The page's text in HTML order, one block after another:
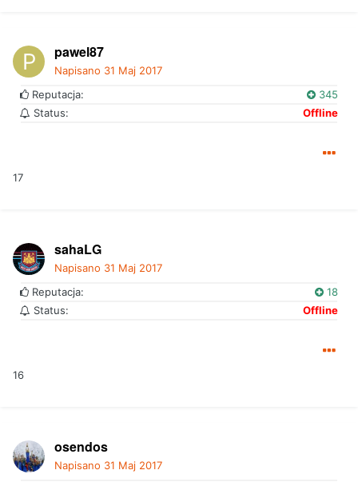
pawel87
Napisano 31 Maj 2017
Reputacja:
345
Status:
Offline
17
sahaLG
Napisano 31 Maj 2017
Reputacja:
18
Status:
Offline
16
osendos
Napisano 31 Maj 2017